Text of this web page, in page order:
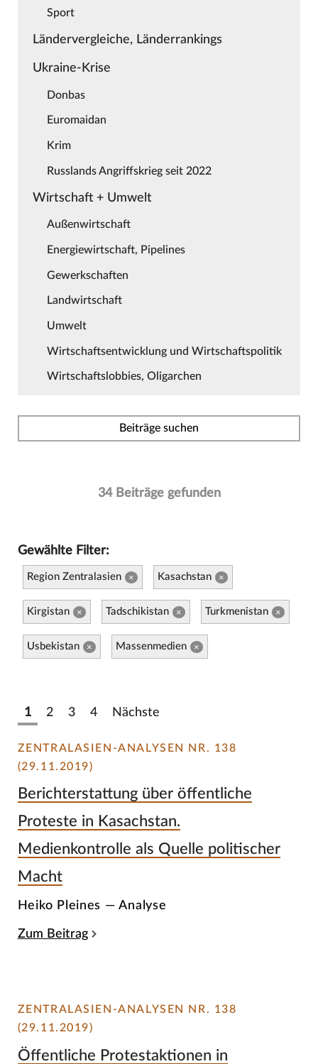
Sport
Ländervergleiche, Länderrankings
Ukraine-Krise
Donbas
Euromaidan
Krim
Russlands Angriffskrieg seit 2022
Wirtschaft + Umwelt
Außenwirtschaft
Energiewirtschaft, Pipelines
Gewerkschaften
Landwirtschaft
Umwelt
Wirtschaftsentwicklung und Wirtschaftspolitik
Wirtschaftslobbies, Oligarchen
Beiträge suchen
34 Beiträge gefunden
Gewählte Filter:
Region Zentralasien × Kasachstan ×
Kirgistan × Tadschikistan × Turkmenistan ×
Usbekistan × Massenmedien ×
1 2 3 4 Nächste
ZENTRALASIEN-ANALYSEN NR. 138
(29.11.2019)
Berichterstattung über öffentliche
Proteste in Kasachstan.
Medienkontrolle als Quelle politischer
Macht
Heiko Pleines — Analyse
Zum Beitrag
ZENTRALASIEN-ANALYSEN NR. 138
(29.11.2019)
Öffentliche Protestaktionen in